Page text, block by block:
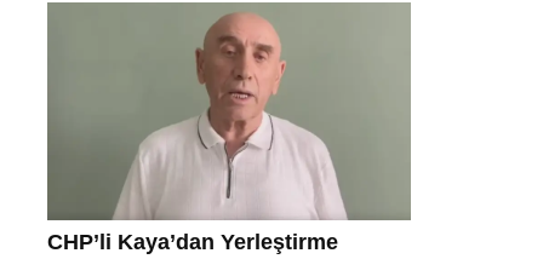
CHP’li Kaya’dan Yerleştirme